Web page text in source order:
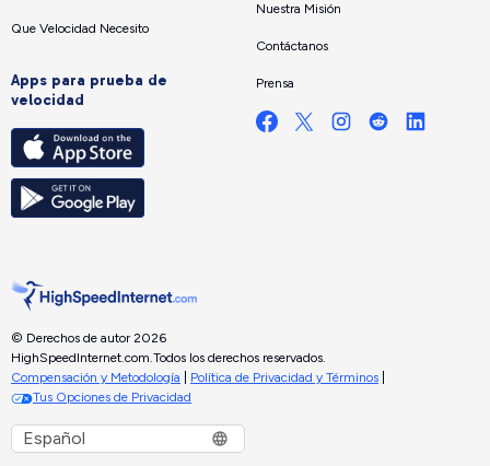
Que Velocidad Necesito
Apps para prueba de
velocidad
Nuestra Misión
Contáctanos
Prensa
© Derechos de autor 2026
HighSpeedInternet.com. Todos los derechos reservados.
Compensación y Metodología
Política de Privacidad y Términos
Tus Opciones de Privacidad